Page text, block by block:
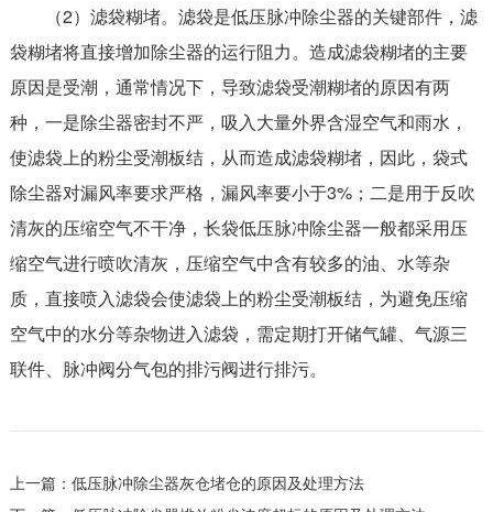
（2）滤袋糊堵。滤袋是低压脉冲除尘器的关键部件，滤
袋糊堵将直接增加除尘器的运行阻力。造成滤袋糊堵的主要
原因是受潮，通常情况下，导致滤袋受潮糊堵的原因有两
种，一是除尘器密封不严，吸入大量外界含湿空气和雨水，
使滤袋上的粉尘受潮板结，从而造成滤袋糊堵，因此，袋式
除尘器对漏风率要求严格，漏风率要小于3%；二是用于反吹
清灰的压缩空气不干净，长袋低压脉冲除尘器一般都采用压
缩空气进行喷吹清灰，压缩空气中含有较多的油、水等杂
质，直接喷入滤袋会使滤袋上的粉尘受潮板结，为避免压缩
空气中的水分等杂物进入滤袋，需定期打开储气罐、气源三
联件、脉冲阀分气包的排污阀进行排污。
上一篇： 低压脉冲除尘器灰仓堵仓的原因及处理方法